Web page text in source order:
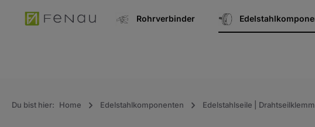
Zur Hauptnavigation springen
Rohrverbinder
Du bist hier: Home Edelstahlkomponenten Edelstahlseile |